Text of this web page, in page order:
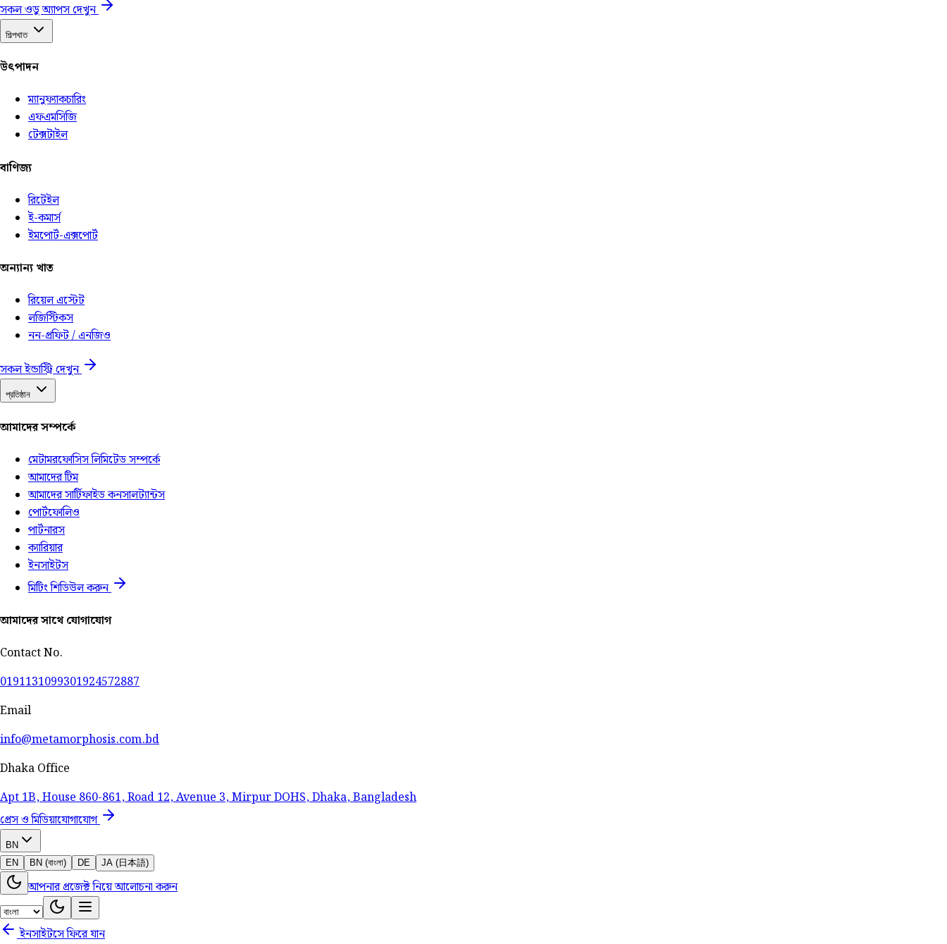
সকল ওডু অ্যাপস দেখুন
শিল্পখাত
উৎপাদন
ম্যানুফ্যাকচারিং
এফএমসিজি
টেক্সটাইল
বাণিজ্য
রিটেইল
ই-কমার্স
ইমপোর্ট-এক্সপোর্ট
অন্যান্য খাত
রিয়েল এস্টেট
লজিস্টিকস
নন-প্রফিট / এনজিও
সকল ইন্ডাস্ট্রি দেখুন
প্রতিষ্ঠান
আমাদের সম্পর্কে
মেটামরফোসিস লিমিটেড সম্পর্কে
আমাদের টিম
আমাদের সার্টিফাইড কনসালট্যান্টস
পোর্টফোলিও
পার্টনারস
ক্যারিয়ার
ইনসাইটস
মিটিং শিডিউল করুন
আমাদের সাথে যোগাযোগ
Contact No.
0191131099301924572887
Email
info@metamorphosis.com.bd
Dhaka Office
Apt 1B, House 860-861, Road 12, Avenue 3, Mirpur DOHS, Dhaka, Bangladesh
প্রেস ও মিডিয়াযোগাযোগ
BN
EN
BN (বাংলা) DE JA (日本語)
আপনার প্রজেক্ট নিয়ে আলোচনা করুন
ইনসাইটসে ফিরে যান